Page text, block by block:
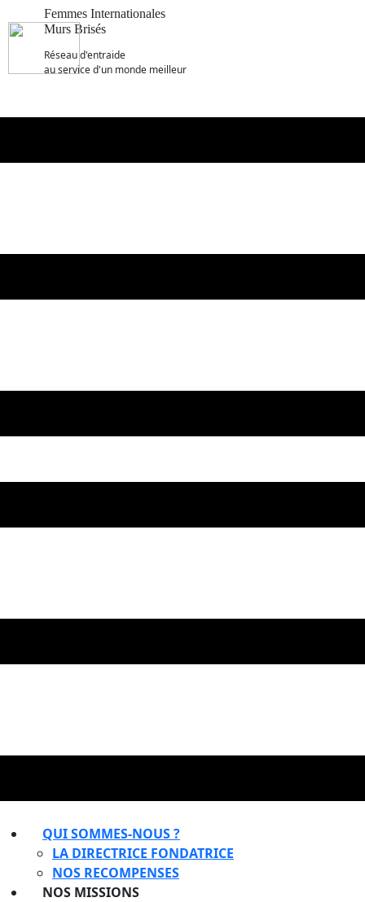
Femmes Internationales
Murs Brisés
R​éseau d'entraide
au service d'un monde meilleur
QUI SOMMES-NOUS ?
LA DIRECTRICE FONDATRICE
NOS RECOMPENSES
NOS MISSIONS